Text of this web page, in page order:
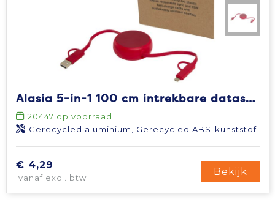
Alasia 5-in-1 100 cm intrekbare datasynchronisatie- en 45 W snellaadkabel van gerecycled plastic en aluminium
20447 op voorraad
Gerecycled aluminium, Gerecycled ABS-kunststof
€ 4,29
vanaf excl. btw
Bekijk